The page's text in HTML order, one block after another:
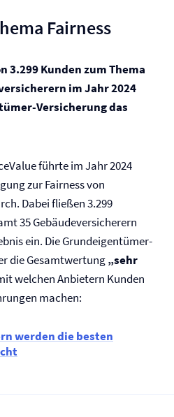
Fairness
3.299 Kunden zum Thema
im Jahr 2024
Versicherung das
führte im Jahr 2024
zur Fairness von
Dabei fließen 3.299
35 Gebäude­versicherern
ein. Die Grundeigentümer-
die Gesamtwertung„sehr
welchen Anbietern Kunden
machen:
werden die besten